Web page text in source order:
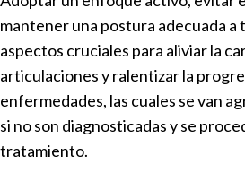
mantener una postura adecuada a
aspectos cruciales para aliviar la
articulaciones y ralentizar la
enfermedades, las cuales se van
si no son diagnosticadas y se
tratamiento.